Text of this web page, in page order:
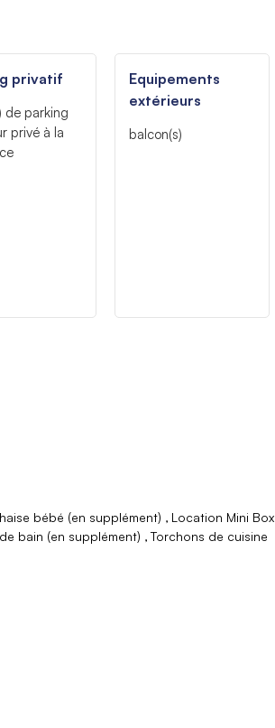
privatif
de parking
privé à la
Equipements
extérieurs
balcon(s)
bébé (en supplément)
Location Mini Box
bain (en supplément)
Torchons de cuisine